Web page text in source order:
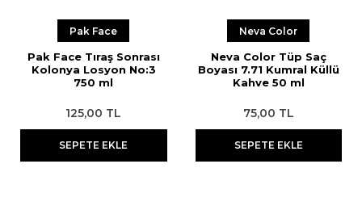
Pak Face
Pak Face Tıraş Sonrası
Kolonya Losyon No:3
750 ml
125,00 TL
SEPETE EKLE
Neva Color
Neva Color Tüp Saç
Boyası 7.71 Kumral Küllü
Kahve 50 ml
75,00 TL
SEPETE EKLE